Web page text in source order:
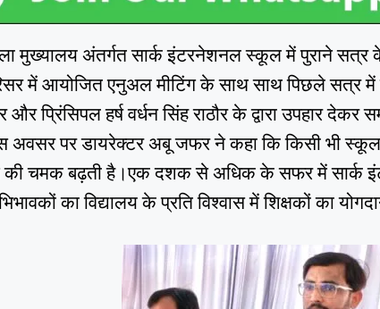
मुख्यालय अंतर्गत सार्क इंटरनेशनल स्कूल में पुराने
में आयोजित एनुअल मीटिंग के साथ साथ पिछले सत्र में
प्रिंसिपल हर्ष वर्धन सिंह राठौर के द्वारा उपहार
अवसर पर डायरेक्टर अबू जफर ने कहा कि किसी भी स्कूल
की चमक बढ़ती है।एक दशक से अधिक के सफर में सार्क
का विद्यालय के प्रति विश्वास में शिक्षकों का